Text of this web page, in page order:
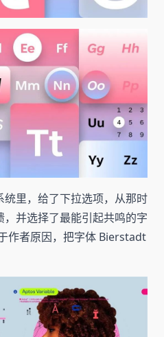
里，给了下拉选项，从那时
并选择了最能引起共鸣的字
作者原因，把字体 Bierstadt